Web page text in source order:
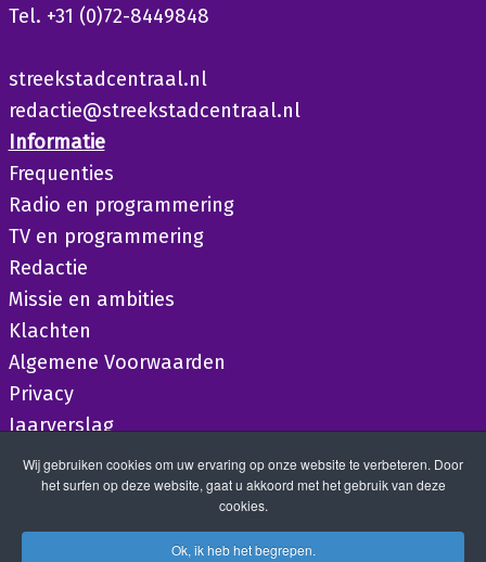
Tel. +31 (0)72-8449848
streekstadcentraal.nl
redactie@streekstadcentraal.nl
Informatie
Frequenties
Radio en programmering
TV en programmering
Redactie
Missie en ambities
Klachten
Algemene Voorwaarden
Privacy
Jaarverslag
Wij gebruiken cookies om uw ervaring op onze website te verbeteren. Door
het surfen op deze website, gaat u akkoord met het gebruik van deze
cookies.
Ok, ik heb het begrepen.